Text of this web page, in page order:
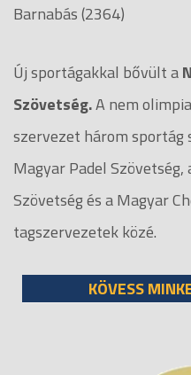
Barnabás (2364)
Új sportágakkal bővült a
Szövetség.A nem
szervezet három sportág
Magyar Padel
Szövetség és a Magyar
tagszervezetek közé.
KÖVESS